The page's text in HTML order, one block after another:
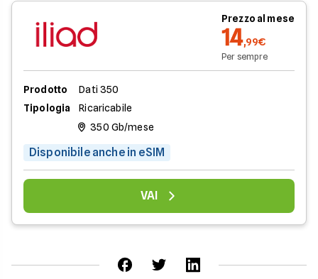
Prezzo al mese
14,99€
Per sempre
Prodotto
Dati 350
Tipologia
Ricaricabile
350 Gb/mese
Disponibile anche in eSIM
VAI